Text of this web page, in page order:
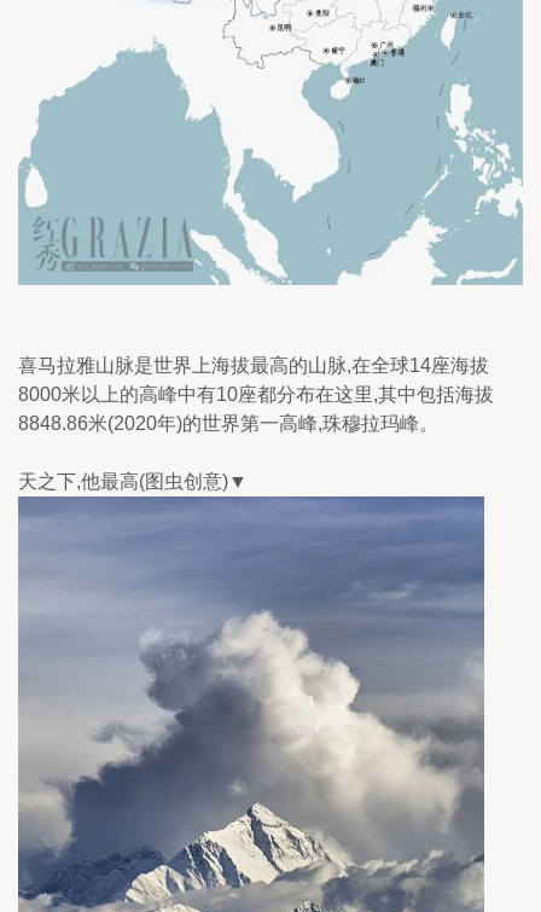
喜马拉雅山脉是世界上海拔最高的山脉,在全球14座海拔
8000米以上的高峰中有10座都分布在这里,其中包括海拔
8848.86米(2020年)的世界第一高峰,珠穆拉玛峰。
天之下,他最高(图虫创意)▼